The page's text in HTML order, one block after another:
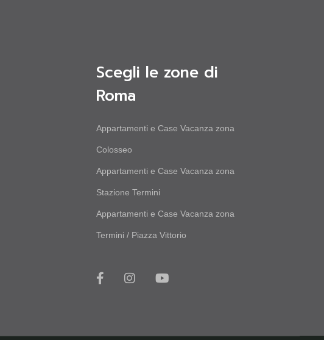
Scegli le zone di
Roma
Appartamenti e Case Vacanza zona
Colosseo
Appartamenti e Case Vacanza zona
Stazione Termini
Appartamenti e Case Vacanza zona
Termini / Piazza Vittorio